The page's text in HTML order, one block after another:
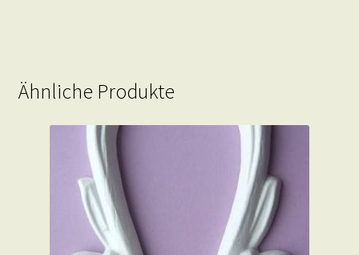
Ähnliche Produkte